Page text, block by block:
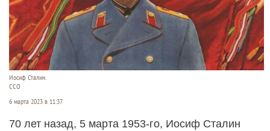
Иосиф Сталин.
CCO
6 марта 2023 в 11:37
70 лет назад, 5 марта 1953-го, Иосиф Сталин